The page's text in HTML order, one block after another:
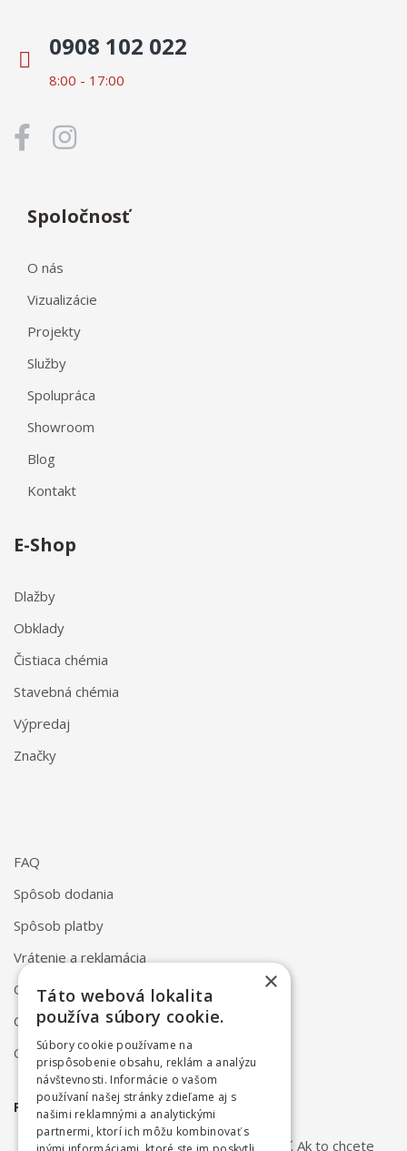
0908 102 022
8:00 - 17:00
Spoločnosť
O nás
Vizualizácie
Projekty
Služby
Spolupráca
Showroom
Blog
Kontakt
E-Shop
Dlažby
Obklady
Čistiaca chémia
Stavebná chémia
Výpredaj
Značky
FAQ
Spôsob dodania
Spôsob platby
Vrátenie a reklamácia
Odstúpenie od zmluvy online
Obchodné podmienky
Ochrana osobných údajov
PRIHLÁSTE SA NA ODBER NOVINIEK
Odber noviniek môžete kedykoľvek zrušiť. Ak to chcete
×
Táto webová lokalita
používa súbory cookie.
Súbory cookie používame na
prispôsobenie obsahu, reklám a analýzu
návštevnosti. Informácie o vašom
používaní našej stránky zdieľame aj s
našimi reklamnými a analytickými
partnermi, ktorí ich môžu kombinovať s